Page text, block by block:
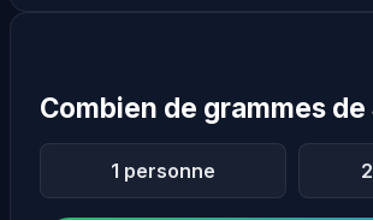
Combien de grammes
1 personne